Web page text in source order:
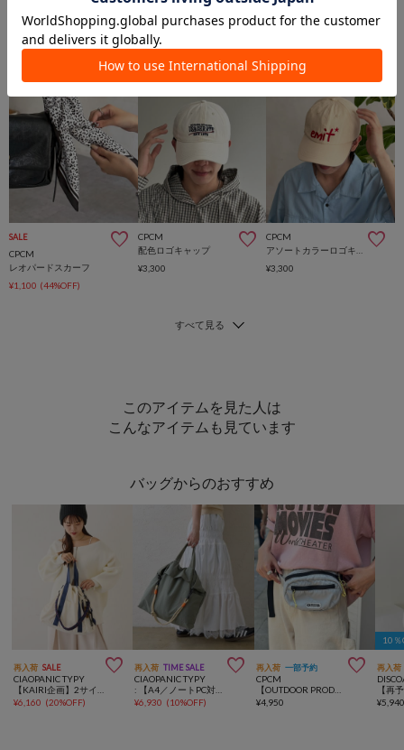
SALE
CPCM
レオパードスカーフ
¥1,100 (44%OFF)
CPCM
配色ロゴキャップ
¥3,300
CPCM
¥3,300
このアイテムを見た人は
こんなアイテムも見ています
バッグからのおすすめ
再入荷 SALE 
CIAOPANIC TYPY
¥6,160 (20%OFF)
再入荷 TIME SALE 
CIAOPANIC TYPY
¥6,930 (10%OFF)
再入荷 一部予約 
CPCM
【OUTDOOR PRODUCTS】カラーボディバッグ
¥4,950
10％
再入荷
¥